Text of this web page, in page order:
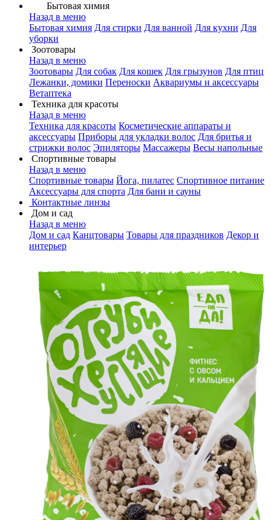
Бытовая химия
Назад в меню
Бытовая химия Для стирки Для ванной Для кухни Для
уборки
Зоотовары
Назад в меню
Зоотовары Для собак Для кошек Для грызунов Для птиц
Лежанки, домики Переноски Аквариумы и аксессуары
Ветаптека
Техника для красоты
Назад в меню
Техника для красоты Косметические аппараты и
аксессуары Приборы для укладки волос Для бритья и
стрижки волос Эпиляторы Массажеры Весы напольные
Спортивные товары
Назад в меню
Спортивные товары Йога, пилатес Спортивное питание
Аксессуары для спорта Для бани и сауны
Контактные линзы
Дом и сад
Назад в меню
Дом и сад Канцтовары Товары для праздников Декор и
интерьер